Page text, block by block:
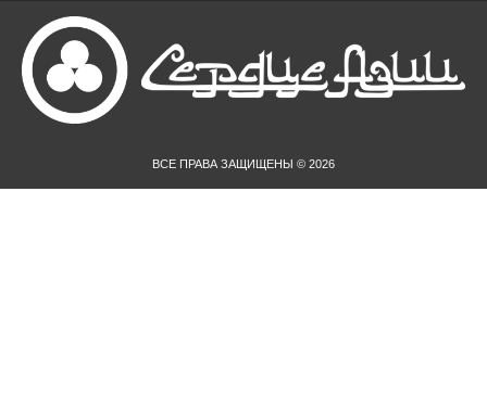
ВСЕ ПРАВА ЗАЩИЩЕНЫ © 2026